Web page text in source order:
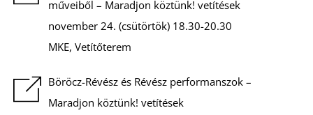
műveiből – Maradjon köztünk! vetítések
november 24. (csütörtök) 18.30-20.30
MKE, Vetítőterem
Böröcz-Révész és Révész performanszok –
Maradjon köztünk! vetítések